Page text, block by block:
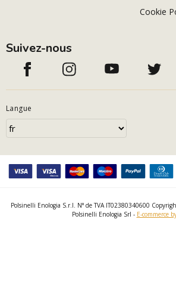
Cookie
Suivez-nous
Langue
Polsinelli Enologia S.r.l. N° de TVA IT02380340600
Polsinelli Enologia Srl - E-commerce